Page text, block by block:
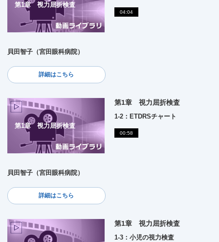
第1章 視力屈折検査
04:04
貝田智子（宮田眼科病院）
詳細はこちら
第1章 視力屈折検査
第1章 視力屈折検査
1-2：ETDRSチャート
00:58
貝田智子（宮田眼科病院）
詳細はこちら
第1章 視力屈折検査
1-3：小児の視力検査